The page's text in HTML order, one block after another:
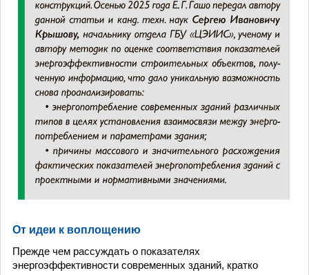
От идеи к воплощению
Прежде чем рассуждать о показателях
энергоэффективности современных зданий, кратко